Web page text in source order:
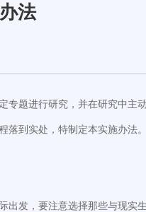
法
题进行研究，并在研究中主
到实处，特制定本实施办法。
发，要注意选择那些与现实